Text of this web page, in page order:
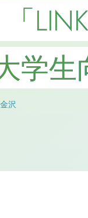
学
沢